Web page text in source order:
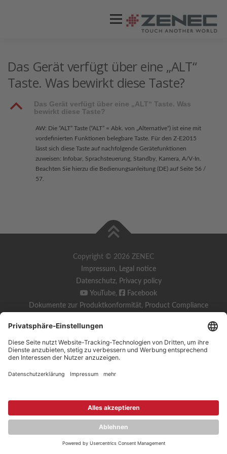
Menü
Das Gerät verfügt über eine „ALT“
Taste. Was bewirkt diese Taste?
B
Das Gerät verfügt über eine „ALT“ Taste. Was
bewirkt diese Taste?
AW: Die “ALT” Taste (“ALT” = Abk. von „Alternative“) ist eine mit
vordefinierten Funktionen belegbare Taste. Für den Z-E2015
lässt sich diese Taste auf nachfolgende Gerätefunktionen
zuweisen: Infobar, Sprachsteuerung, Standby, Kamera, A/V-In.
Beachten Sie hierzu die Bedienungsanleitung (DE) auf Seite 56 /
57.
Copyright © 2026 ZENEC
Impressum, Legal notice
Datenschutz, Privacy policy
YouTube,
Facebook
Dokumente zur Produktkonformität, Product Compliance